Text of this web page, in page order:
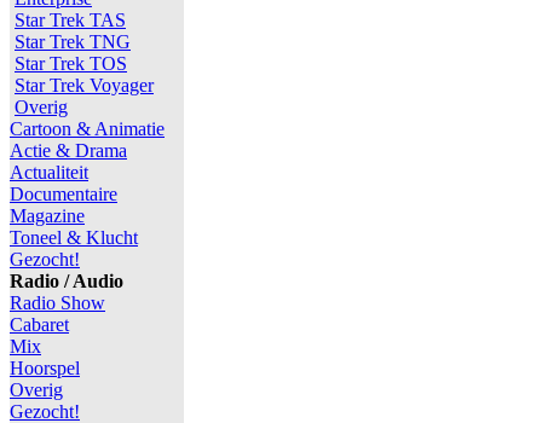
Star Trek TAS
Star Trek TNG
Star Trek TOS
Star Trek Voyager
Overig
Cartoon & Animatie
Actie & Drama
Actualiteit
Documentaire
Magazine
Toneel & Klucht
Gezocht!
Radio / Audio
Radio Show
Cabaret
Mix
Hoorspel
Overig
Gezocht!